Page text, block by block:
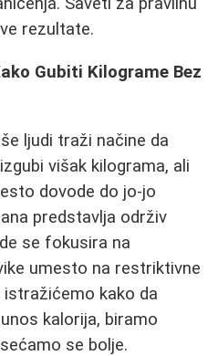
rezultate.
Gubiti Kilograme Bez
ljudi traži načine da
višak kilograma, ali
dovode do jo-jo
predstavlja održiv
se fokusira na
umesto na restriktivne
istražićemo kako da
kalorija, biramo
se bolje.